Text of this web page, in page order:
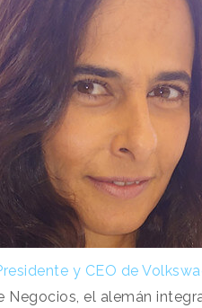
y CEO de
Negocios, el alemán